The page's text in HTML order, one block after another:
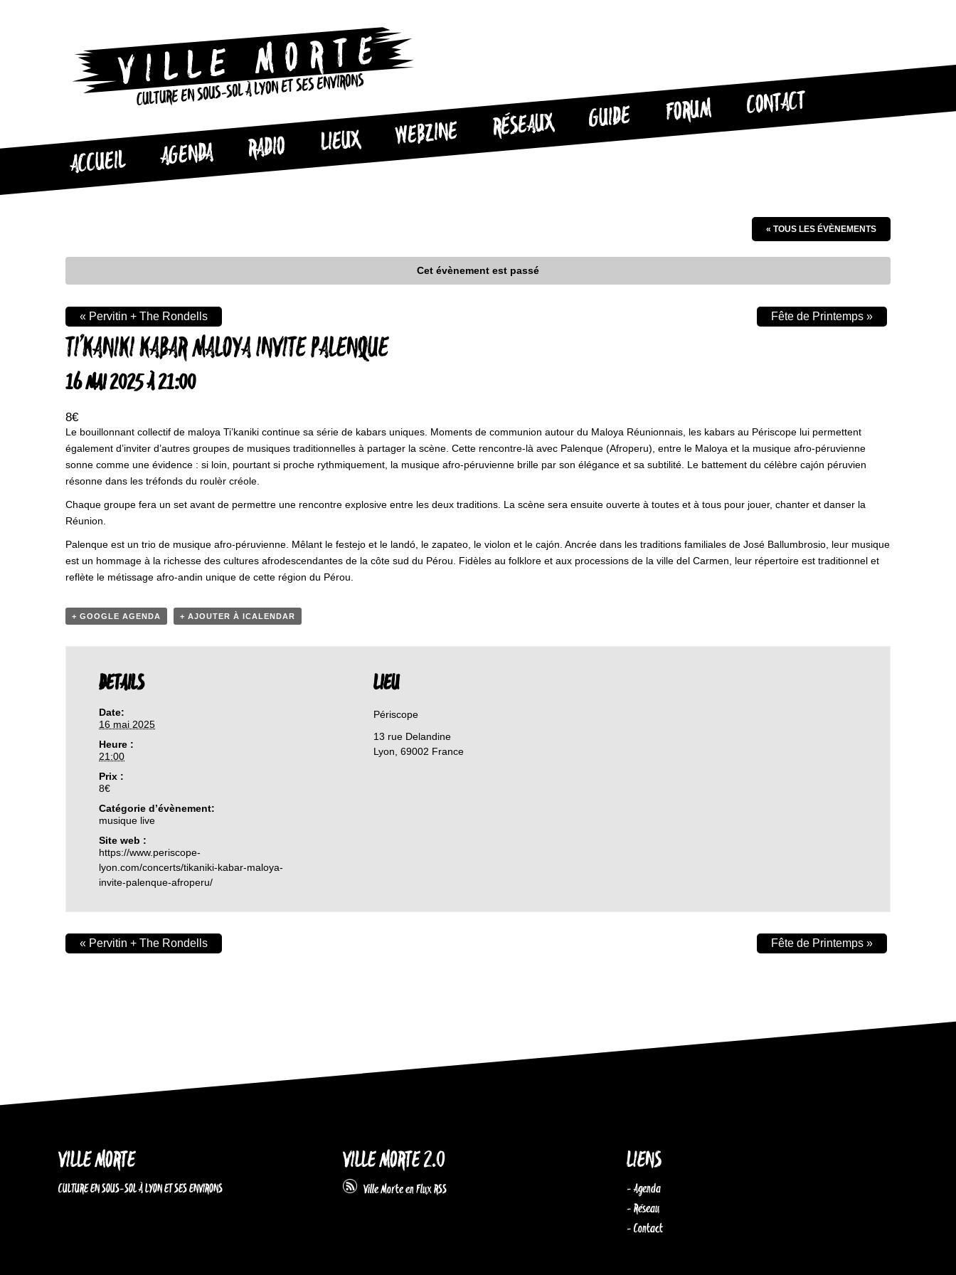
CULTURE EN SOUS-SOL À LYON ET SES ENVIRONS
ACCUEIL AGENDA RADIO LIEUX WEBZINE RÉSEAUX GUIDE FORUM CONTACT
« TOUS LES ÉVÈNEMENTS
Cet évènement est passé
TI’KANIKI KABAR MALOYA INVITE PALENQUE
16 MAI 2025 À 21:00
8€
« Pervitin + The Rondells Fête de Printemps »
Le bouillonnant collectif de maloya Ti’kaniki continue sa série de kabars uniques. Moments de communion autour du Maloya Réunionnais, les kabars au Périscope lui permettent
également d’inviter d’autres groupes de musiques traditionnelles à partager la scène. Cette rencontre-là avec Palenque (Afroperu), entre le Maloya et la musique afro-péruvienne
sonne comme une évidence : si loin, pourtant si proche rythmiquement, la musique afro-péruvienne brille par son élégance et sa subtilité. Le battement du célèbre cajón péruvien
résonne dans les tréfonds du roulèr créole.
Chaque groupe fera un set avant de permettre une rencontre explosive entre les deux traditions. La scène sera ensuite ouverte à toutes et à tous pour jouer, chanter et danser la
Réunion.
Palenque est un trio de musique afro-péruvienne. Mêlant le festejo et le landó, le zapateo, le violon et le cajón. Ancrée dans les traditions familiales de José Ballumbrosio, leur musique
est un hommage à la richesse des cultures afrodescendantes de la côte sud du Pérou. Fidèles au folklore et aux processions de la ville del Carmen, leur répertoire est traditionnel et
reflète le métissage afro-andin unique de cette région du Pérou.
+ GOOGLE AGENDA + AJOUTER À ICALENDAR
DETAILS
Date:
16 mai 2025
Heure :
21:00
Prix :
8€
Catégorie d’évènement:
musique live
Site web :
https://www.periscope-
lyon.com/concerts/tikaniki-kabar-maloya-
invite-palenque-afroperu/
LIEU
Périscope
13 rue Delandine
Lyon 69002 France
« Pervitin + The Rondells Fête de Printemps »
VILLE MORTE
CULTURE EN SOUS-SOL À LYON ET SES ENVIRONS
VILLE MORTE 2.0
Ville Morte en Flux RSS
LIENS
- Agenda
- Réseau
- Contact